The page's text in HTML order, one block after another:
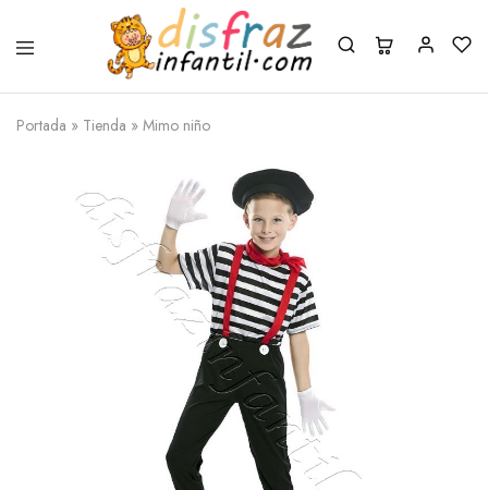
Portada » Tienda » Mimo niño